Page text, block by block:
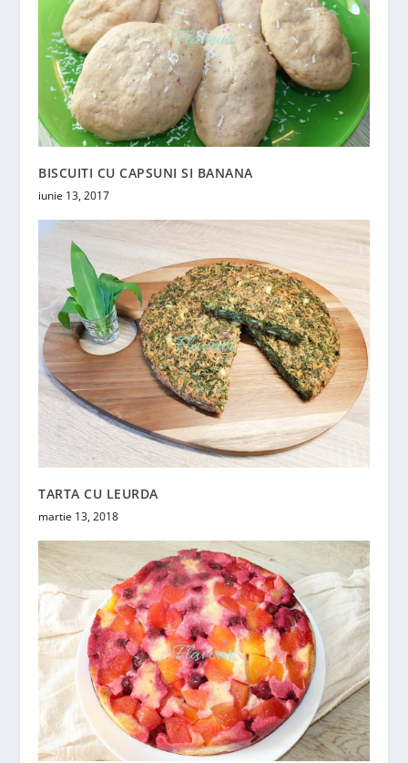
BISCUITI CU CAPSUNI SI BANANA
iunie 13, 2017
TARTA CU LEURDA
martie 13, 2018